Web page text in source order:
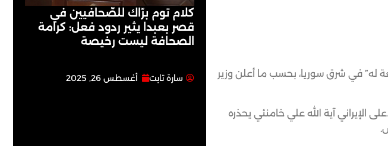
كلام توم برّاك للصّحافيين في
قصر بعبدا يثير ردود فعل: كرامة
الصحافة ليست رخيصة
سارة تابت أغسطس 26, 2025
له” في شرق سوريا، بحسب ما أعلن وزير
الإيراني آية الله علي خامنئي يحذره